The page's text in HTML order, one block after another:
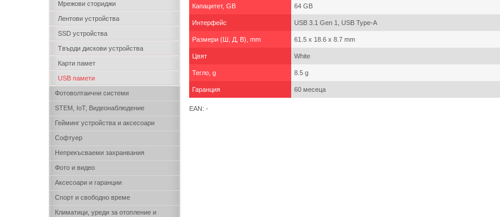
Мрежови сториджи
Лентови устройства
SSD устройства
Твърди дискови устройства
Карти памет
USB памети
Фотоволтаични системи
STEM, IoT, Видеонаблюдение
Гейминг устройства и аксесоари
Софтуер
Непрекъсваеми захранвания
Фото и видео
Аксесоари и гаранции
Спорт и свободно време
Климатици, уреди за отопление и
Капацитет, GB 64 GB
Интерфейс USB 3.1 Gen 1, USB Type-A
Размери (Ш, Д, В), mm 61.5 x 18.6 x 8.7 mm
Цвят White
Тегло, g 8.5 g
Гаранция 60 месеца
EAN: -